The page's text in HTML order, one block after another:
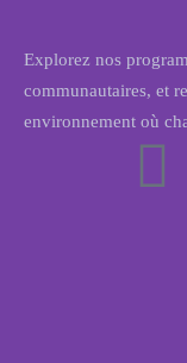
Explorez nos
communautaires, et
environnement où